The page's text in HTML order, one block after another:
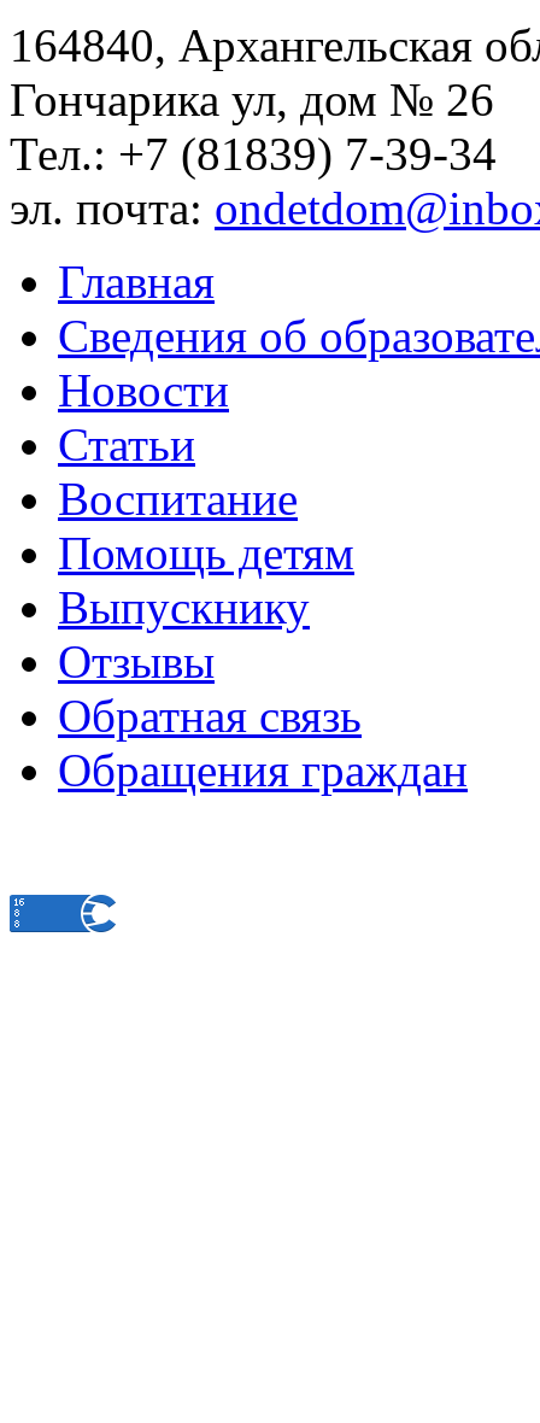
164840, Архангельская
Гончарика ул, дом № 26
Тел.: +7 (81839) 7-39-34
эл. почта:
Главная
Сведения об
Новости
Статьи
Воспитание
Помощь детям
Выпускнику
Отзывы
Обратная связь
Обращения граждан